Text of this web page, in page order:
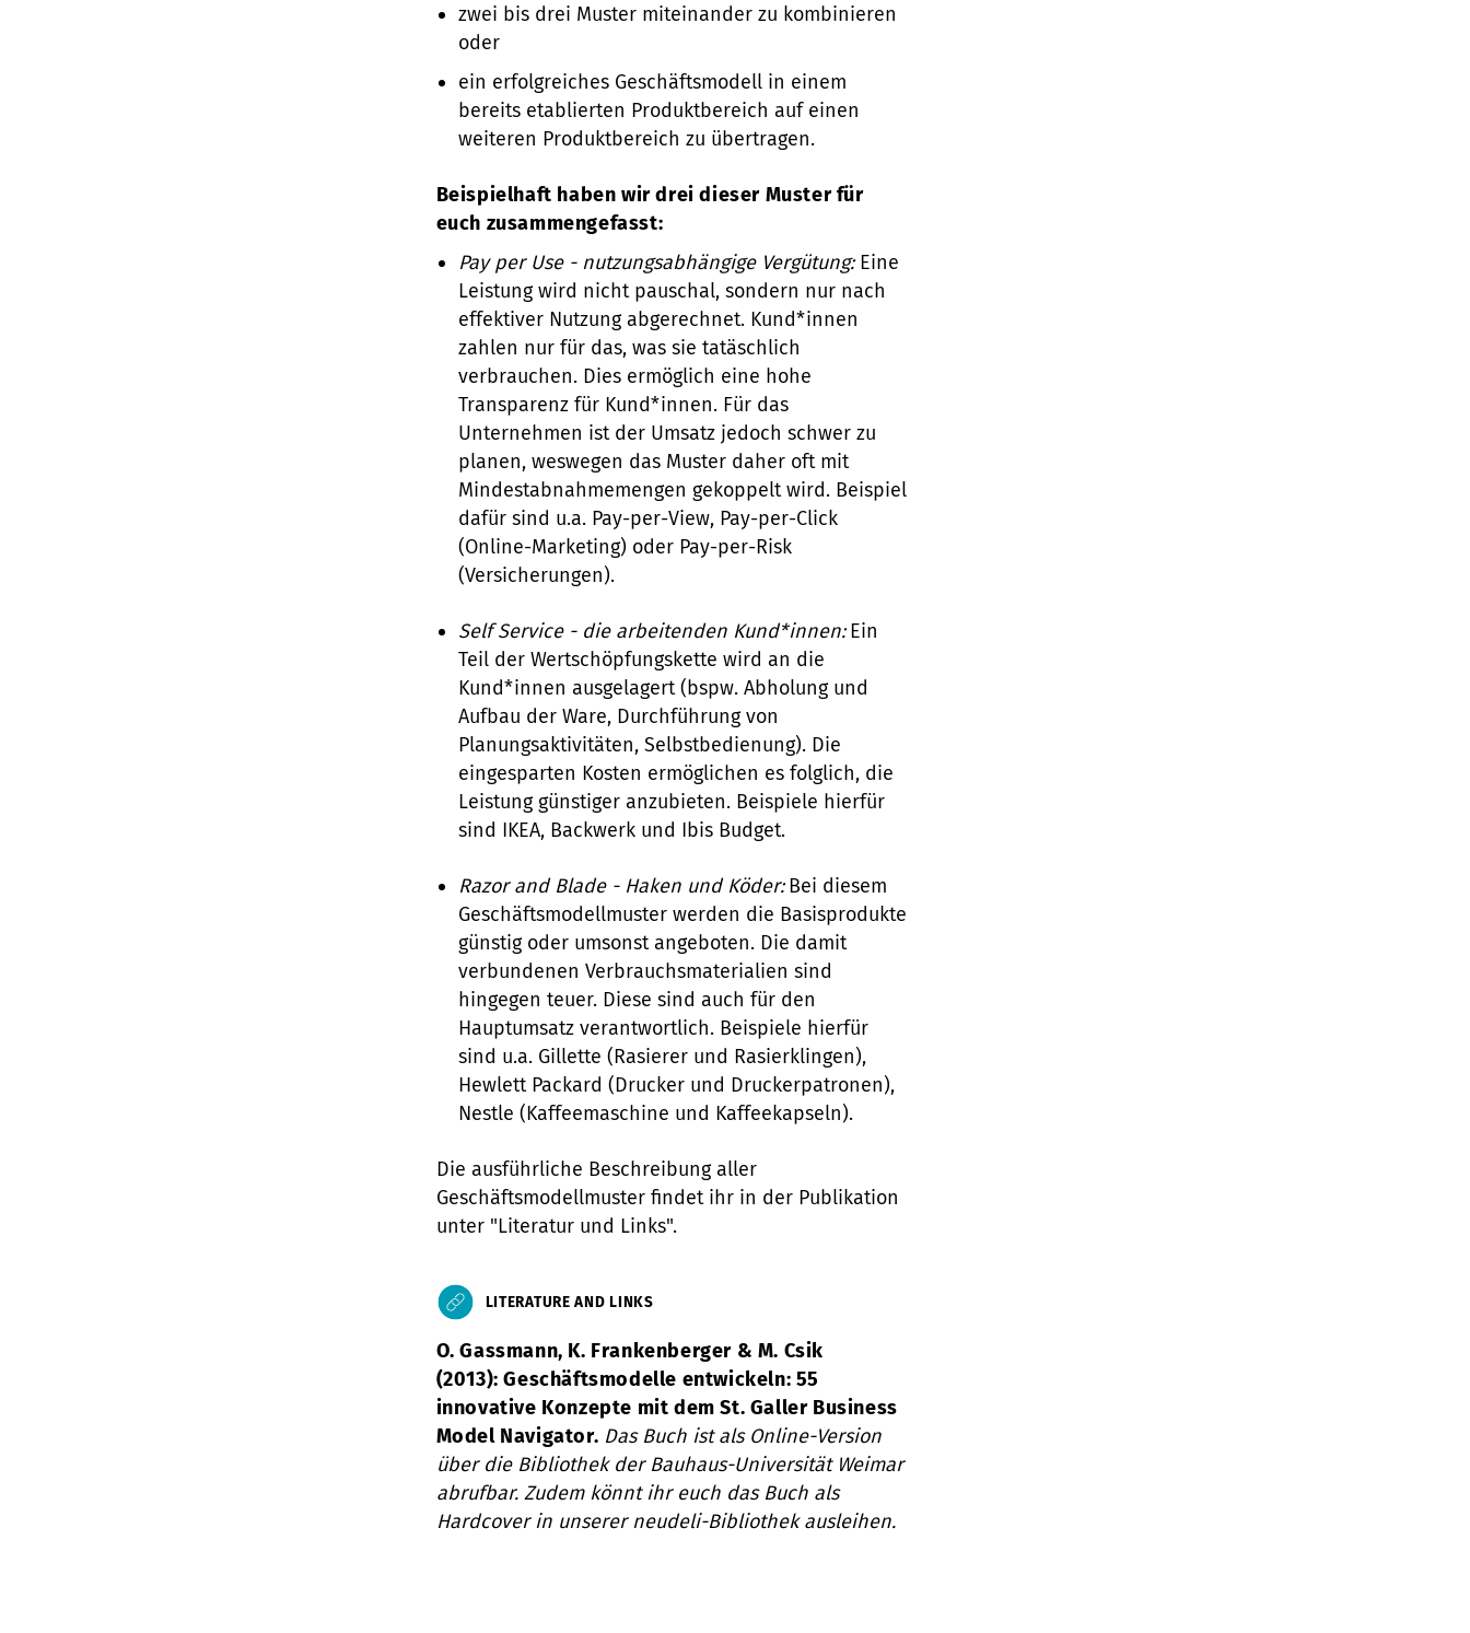
zwei bis drei Muster miteinander zu kombinieren
oder
ein erfolgreiches Geschäftsmodell in einem
bereits etablierten Produktbereich auf einen
weiteren Produktbereich zu übertragen.
Beispielhaft haben wir drei dieser Muster für
euch zusammengefasst:
Pay per Use - nutzungsabhängige Vergütung:Eine
Leistung wird nicht pauschal, sondern nur nach
effektiver Nutzung abgerechnet. Kund*innen
zahlen nur für das, was sie tatäschlich
verbrauchen. Dies ermöglich eine hohe
Transparenz für Kund*innen. Für das
Unternehmen ist der Umsatz jedoch schwer zu
planen, weswegen das Muster daher oft mit
Mindestabnahmemengen gekoppelt wird. Beispiel
dafür sind u.a. Pay-per-View, Pay-per-Click
(Online-Marketing) oder Pay-per-Risk
(Versicherungen).
Self Service - die arbeitenden Kund*innen: Ein
Teil der Wertschöpfungskette wird an die
Kund*innen ausgelagert (bspw. Abholung und
Aufbau der Ware, Durchführung von
Planungsaktivitäten, Selbstbedienung). Die
eingesparten Kosten ermöglichen es folglich, die
Leistung günstiger anzubieten. Beispiele hierfür
sind IKEA, Backwerk und Ibis Budget.
Razor and Blade - Haken und Köder: Bei diesem
Geschäftsmodellmuster werden die Basisprodukte
günstig oder umsonst angeboten. Die damit
verbundenen Verbrauchsmaterialien sind
hingegen teuer. Diese sind auch für den
Hauptumsatz verantwortlich. Beispiele hierfür
sind u.a. Gillette (Rasierer und Rasierklingen),
Hewlett Packard (Drucker und Druckerpatronen),
Nestle (Kaffeemaschine und Kaffeekapseln).
Die ausführliche Beschreibung aller
Geschäftsmodellmuster findet ihr in der Publikation
unter "Literatur und Links".
LITERATURE AND LINKS
O. Gassmann, K. Frankenberger & M. Csik
(2013): Geschäftsmodelle entwickeln: 55
innovative Konzepte mit dem St. Galler Business
Model Navigator. Das Buch ist als Online-Version
über die Bibliothek der Bauhaus-Universität Weimar
abrufbar. Zudem könnt ihr euch das Buch als
Hardcover in unserer neudeli-Bibliothek ausleihen.